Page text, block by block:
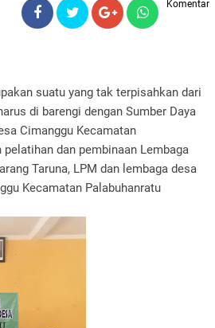
Komentar
suatu yang tak terpisahkan dari
di barengi dengan Sumber Daya
Cimanggu Kecamatan
dan pembinaan Lembaga
Taruna, LPM dan lembaga desa
Kecamatan Palabuhanratu